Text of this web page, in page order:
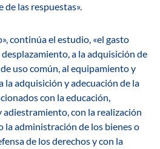
las respuestas».
continúa el estudio, «el gasto
a la adquisición de
uso común, al equipamiento y
la adquisición y adecuación de la
con la educación,
con la realización
la administración de los bienes o
de los derechos y con la